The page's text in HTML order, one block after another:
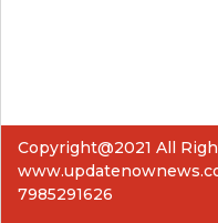
Copyright@2021 All
7985291626